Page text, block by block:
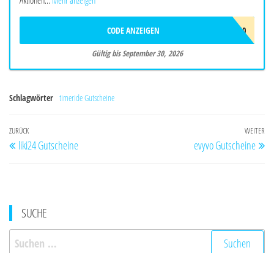
BALAFF510
CODE ANZEIGEN
Gültig bis September 30, 2026
Schlagwörter timeride Gutscheine
Beitragsnavigation
Vorheriger
Beitrag
ZURÜCK
liki24 Gutscheine
WEITER
evyvo Gutscheine
SUCHE
Suchen